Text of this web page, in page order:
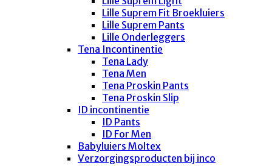
Lille Suprem Fit Broekluiers
Lille Suprem Pants
Lille Onderleggers
Tena Incontinentie
Tena Lady
Tena Men
Tena Proskin Pants
Tena Proskin Slip
ID incontinentie
ID Pants
ID For Men
Babyluiers Moltex
Verzorgingsproducten bij inco